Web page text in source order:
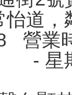
怡道，
營業
- 星